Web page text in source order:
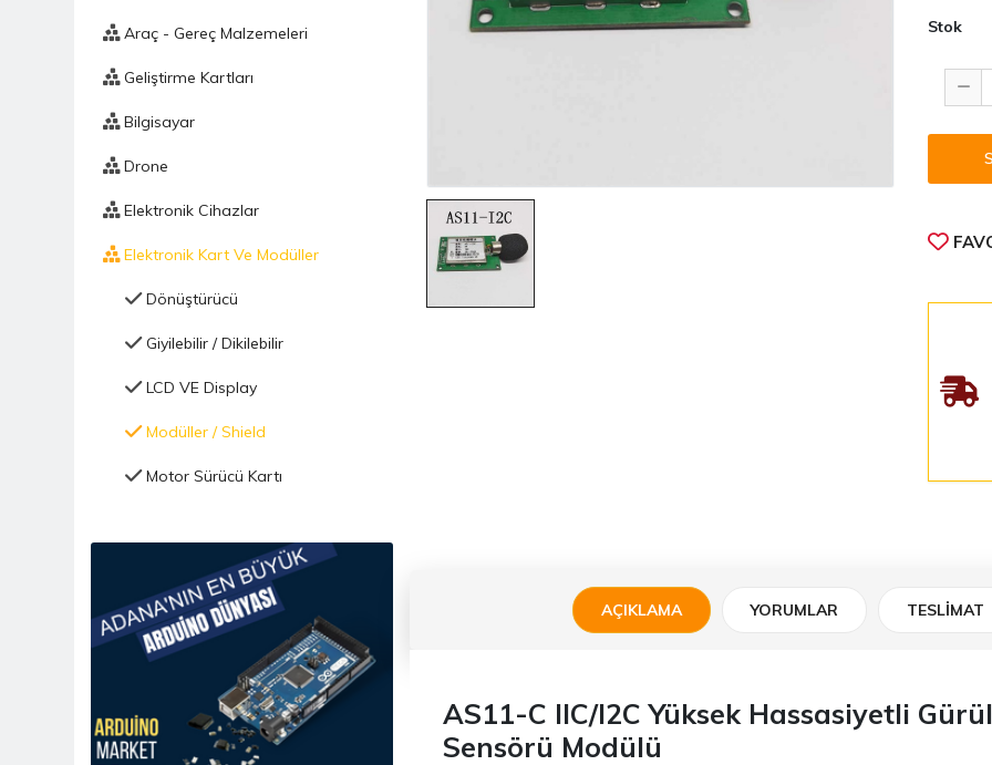
Araç - Gereç Malzemeleri
Geliştirme Kartları
Bilgisayar
Drone
Elektronik Cihazlar
Elektronik Kart Ve Modüller
Dönüştürücü
Giyilebilir / Dikilebilir
LCD VE Display
Modüller / Shield
Motor Sürücü Kartı
Programlayıcı Çeşitleri
Röle/MOSFET Kartları
Voltaj Regülatör Kartı
Güç Kaynağı - Batarya
Hobi Mini Motor
Stok
AÇIKLAMA YORUMLAR TESLIMAT
AS11-C IIC/I2C Yüksek Hassasiyetli
Sensörü Modülü